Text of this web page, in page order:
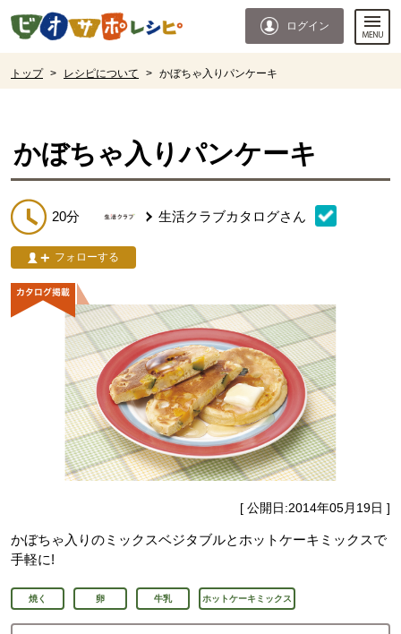
ページの先頭です。
ログイン
トップ > レシピについて > かぼちゃ入りパンケーキ
かぼちゃ入りパンケーキ
20分 生活クラブカタログさん
フォローする
[ 公開日:2014年05月19日 ]
かぼちゃ入りのミックスベジタブルとホットケーキミックスで
手軽に!
焼く 卵 牛乳 ホットケーキミックス